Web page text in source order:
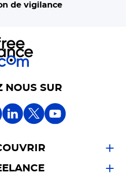
de vigilance
NOUS SUR